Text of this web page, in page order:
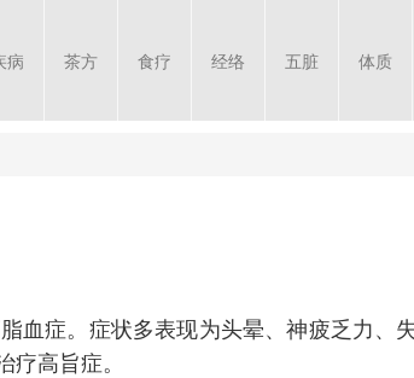
病 茶方 食疗 经络 五脏 体质
血症。症状多表现为头晕、神疲乏力
高旨症。